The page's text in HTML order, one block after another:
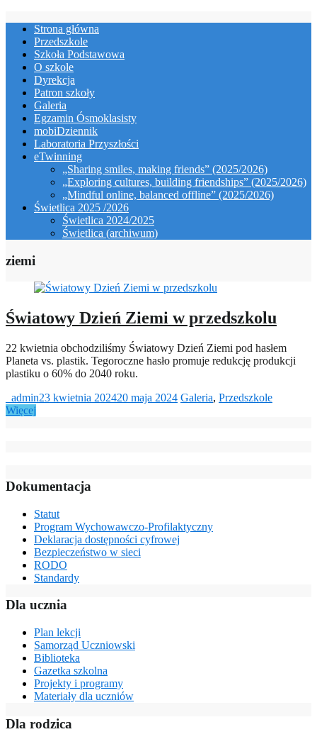
content
Strona główna
Przedszkole
Szkoła Podstawowa
O szkole
Dyrekcja
Patron szkoły
Galeria
Egzamin Ósmoklasisty
mobiDziennik
Laboratoria Przyszłości
eTwinning
„Sharing smiles, making friends” (2025/2026)
„Exploring cultures, building friendships” (2025/2026)
„Mindful online, balanced offline” (2025/2026)
Świetlica 2025 /2026
Świetlica 2024/2025
Świetlica (archiwum)
ziemi
Światowy Dzień Ziemi w przedszkolu
22 kwietnia obchodziliśmy Światowy Dzień Ziemi pod hasłem
Planeta vs. plastik. Tegoroczne hasło promuje redukcję produkcji
plastiku o 60% do 2040 roku.
_admin23 kwietnia 202420 maja 2024 Galeria, Przedszkole
Więcej
Dokumentacja
Statut
Program Wychowawczo-Profilaktyczny
Deklaracja dostępności cyfrowej
Bezpieczeństwo w sieci
RODO
Standardy
Dla ucznia
Plan lekcji
Samorząd Uczniowski
Biblioteka
Gazetka szkolna
Projekty i programy
Materiały dla uczniów
Dla rodzica